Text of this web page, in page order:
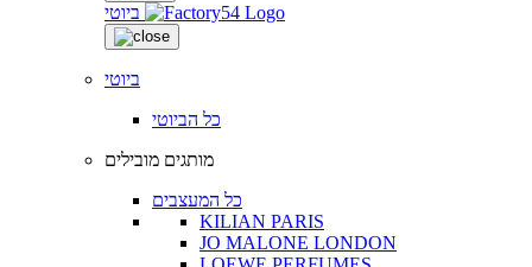
ביוטי
ביוטי
כל הביוטי
מותגים מובילים
כל המעצבים
KILIAN PARIS
JO MALONE LONDON